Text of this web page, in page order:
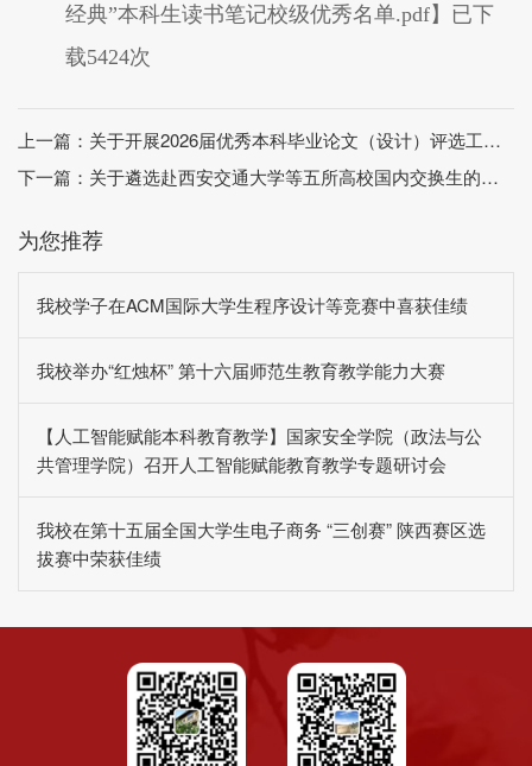
经典”本科生读书笔记校级优秀名单.pdf】已下
载5424次
上一篇： 关于开展2026届优秀本科毕业论文（设计）评选工作的通知
下一篇： 关于遴选赴西安交通大学等五所高校国内交换生的通知
为您推荐
我校学子在ACM国际大学生程序设计等竞赛中喜获佳绩
我校举办“红烛杯” 第十六届师范生教育教学能力大赛
【人工智能赋能本科教育教学】国家安全学院（政法与公
共管理学院）召开人工智能赋能教育教学专题研讨会
我校在第十五届全国大学生电子商务 “三创赛” 陕西赛区选
拔赛中荣获佳绩